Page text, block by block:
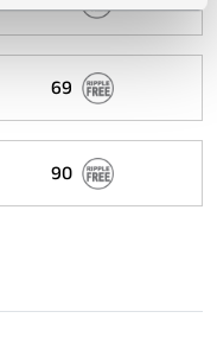
combinarle
loro o che hanno
69
90